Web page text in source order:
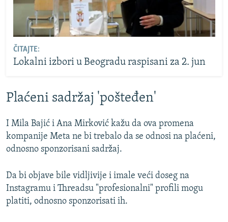
ČITAJTE:
Lokalni izbori u Beogradu raspisani za 2. jun
Plaćeni sadržaj 'pošteđen'
I Mila Bajić i Ana Mirković kažu da ova promena
kompanije Meta ne bi trebalo da se odnosi na plaćeni,
odnosno sponzorisani sadržaj.
Da bi objave bile vidljivije i imale veći doseg na
Instagramu i Threadsu "profesionalni" profili mogu
platiti, odnosno sponzorisati ih.